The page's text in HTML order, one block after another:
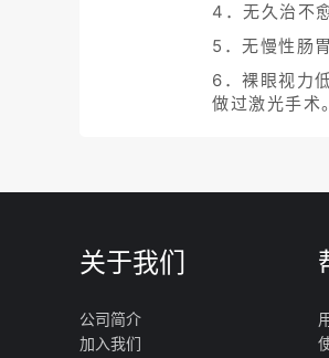
4．无久治不
5．无慢性肠
6．裸眼视力
做过激光手术。
关于我们
公司简介
加入我们